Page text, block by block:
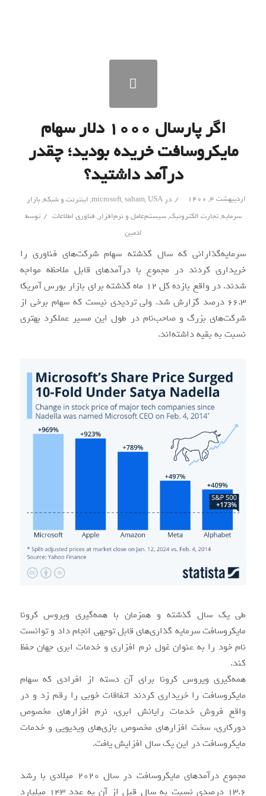
مایکروسافت خریده بودید؛ چقدر
درآمد داشتید؟
اردیبهشت ۴, ۱۴۰۰
سرمایه,تجارت الکترونیک,سیستم‌عامل و نرم‌افزار فناوری اطلاعات /
توسط
سرمایه‌گذارانی که سال گذشته سهام شرکت‌های فناوری را
خریداری کردند در مجموع با درآمدهای قابل ملاحظه مواجه
66.3 درصد گزارش شد. ولی تردیدی نیست که سهام برخی از
شرکت‌های بزرگ و صاحب‌نام در طول این مسیر عملکرد بهتری